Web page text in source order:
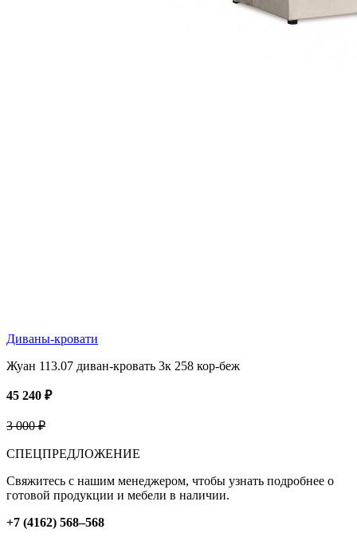
Диваны-кровати
Жуан 113.07 диван-кровать 3к 258 кор-беж
45 240 ₽
3 000 ₽
СПЕЦПРЕДЛОЖЕНИЕ
Свяжитесь с нашим менеджером, чтобы узнать подробнее о
готовой продукции и мебели в наличии.
+7 (4162) 568–568